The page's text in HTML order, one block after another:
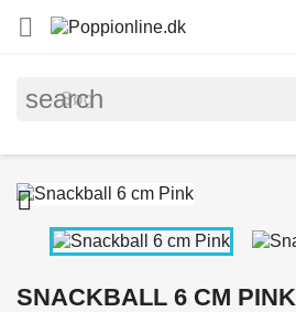

search

SNACKBALL 6 CM PINK